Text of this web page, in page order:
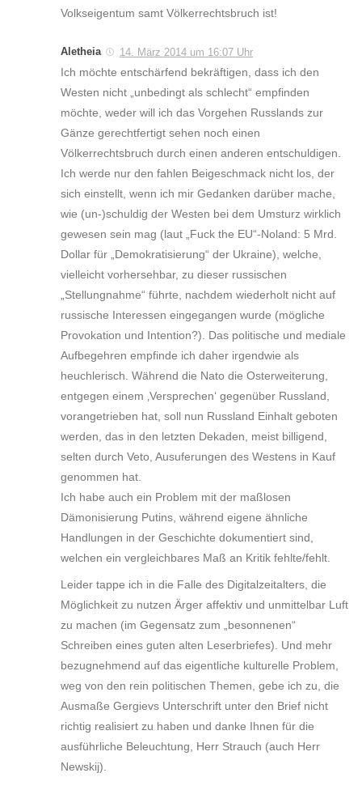
Volkseigentum samt Völkerrechtsbruch ist!
Aletheia 14. März 2014 um 16:07 Uhr
Ich möchte entschärfend bekräftigen, dass ich den
Westen nicht „unbedingt als schlecht“ empfinden
möchte, weder will ich das Vorgehen Russlands zur
Gänze gerechtfertigt sehen noch einen
Völkerrechtsbruch durch einen anderen entschuldigen.
Ich werde nur den fahlen Beigeschmack nicht los, der
sich einstellt, wenn ich mir Gedanken darüber mache,
wie (un-)schuldig der Westen bei dem Umsturz wirklich
gewesen sein mag (laut „Fuck the EU“-Noland: 5 Mrd.
Dollar für „Demokratisierung“ der Ukraine), welche,
vielleicht vorhersehbar, zu dieser russischen
„Stellungnahme“ führte, nachdem wiederholt nicht auf
russische Interessen eingegangen wurde (mögliche
Provokation und Intention?). Das politische und mediale
Aufbegehren empfinde ich daher irgendwie als
heuchlerisch. Während die Nato die Osterweiterung,
entgegen einem ‚Versprechen‘ gegenüber Russland,
vorangetrieben hat, soll nun Russland Einhalt geboten
werden, das in den letzten Dekaden, meist billigend,
selten durch Veto, Ausuferungen des Westens in Kauf
genommen hat.
Ich habe auch ein Problem mit der maßlosen
Dämonisierung Putins, während eigene ähnliche
Handlungen in der Geschichte dokumentiert sind,
welchen ein vergleichbares Maß an Kritik fehlte/fehlt.
Leider tappe ich in die Falle des Digitalzeitalters, die
Möglichkeit zu nutzen Ärger affektiv und unmittelbar Luft
zu machen (im Gegensatz zum „besonnenen“
Schreiben eines guten alten Leserbriefes). Und mehr
bezugnehmend auf das eigentliche kulturelle Problem,
weg von den rein politischen Themen, gebe ich zu, die
Ausmaße Gergievs Unterschrift unter den Brief nicht
richtig realisiert zu haben und danke Ihnen für die
ausführliche Beleuchtung, Herr Strauch (auch Herr
Newskij).